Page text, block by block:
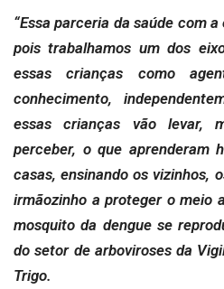
“Essa parceria da saúde com
pois trabalhamos um dos
essas crianças como
conhecimento,
essas crianças vão levar,
perceber, o que aprenderam
casas, ensinando os vizinhos,
irmãozinho a proteger o meio
mosquito da dengue se
do setor de arboviroses da
Trigo.